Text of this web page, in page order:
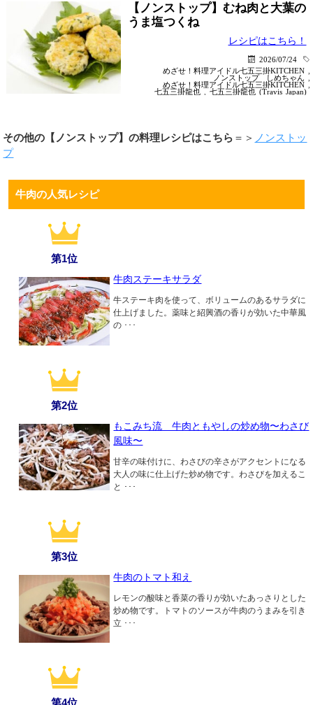
【ノンストップ】むね肉と大葉の
うま塩つくね
レシピはこちら！
2026/07/24
めざせ！料理アイドル七五三掛KITCHEN
ノンストップ
しめちゃん
,
めざせ！料理アイドル七五三掛KITCHEN ,
七五三掛龍也
七五三掛龍也 (Travis Japan)
その他の【ノンストップ】の料理レシピはこちら ＝＞ ノンストッ
プ
牛肉の人気レシピ
第1位
牛肉ステーキサラダ
牛ステーキ肉を使って、ボリュームのあるサラダに
仕上げました。薬味と紹興酒の香りが効いた中華風
の ･･･
第2位
もこみち流 牛肉ともやしの炒め物〜わさび
風味〜
甘辛の味付けに、わさびの辛さがアクセントになる
大人の味に仕上げた炒め物です。わさびを加えるこ
と ･･･
第3位
牛肉のトマト和え
レモンの酸味と香菜の香りが効いたあっさりとした
炒め物です。トマトのソースが牛肉のうまみを引き
立 ･･･